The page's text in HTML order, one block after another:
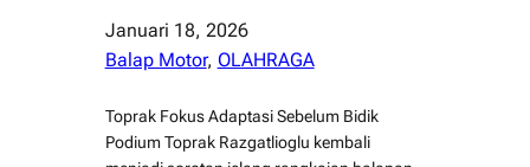
Januari 18, 2026
Balap Motor, OLAHRAGA
Toprak Fokus Adaptasi Sebelum Bidik
Podium Toprak Razgatlioglu kembali